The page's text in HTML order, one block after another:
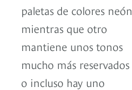
paletas de colores neón,
mientras que otro
mantiene unos tonos
mucho más reservados
o incluso hay uno